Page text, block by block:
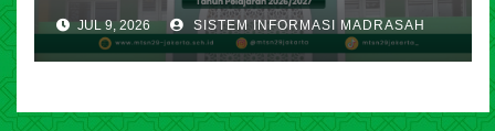
JUL 9, 2026 SISTEM INFORMASI MADRASAH